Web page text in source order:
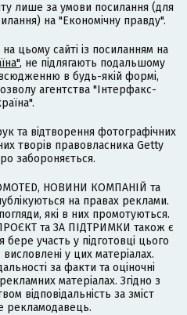
лише за умови посилання (для
на "Економічну правду".
на цьому сайті із посиланням на
, не підлягають подальшому
в будь-якій формі,
агентства "Інтерфакс-
та відтворення фотографічних
творів правовласника Getty
забороняється.
НОВИНИ КОМПАНІЙ та
на правах реклами.
які в них промотуються.
та ЗА ПІДТРИМКИ також є
участь у підготовці цього
у цих матеріалах.
за факти та оціночні
матеріалах. Згідно з
відповідальність за зміст
рекламодавець.